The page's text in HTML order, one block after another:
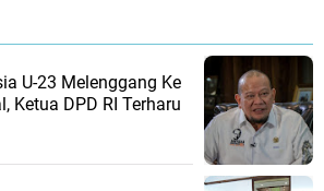
U-23 Melenggang Ke
Ketua DPD RI Terharu